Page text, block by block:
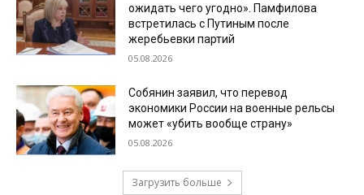
ожидать чего угодно». Памфилова
встретилась с Путиным после
жеребьевки партий
05.08.2026
Собянин заявил, что перевод
экономики России на военные рельсы
может «убить вообще страну»
05.08.2026
Загрузить больше